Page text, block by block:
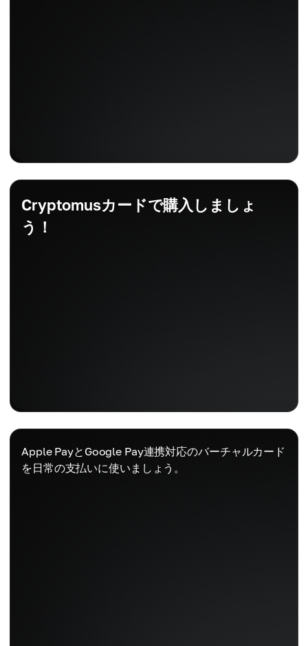
Cryptomusカードで購入しましょ
う！
Apple PayとGoogle Pay連携対応のバーチャルカード
を日常の支払いに使いましょう。